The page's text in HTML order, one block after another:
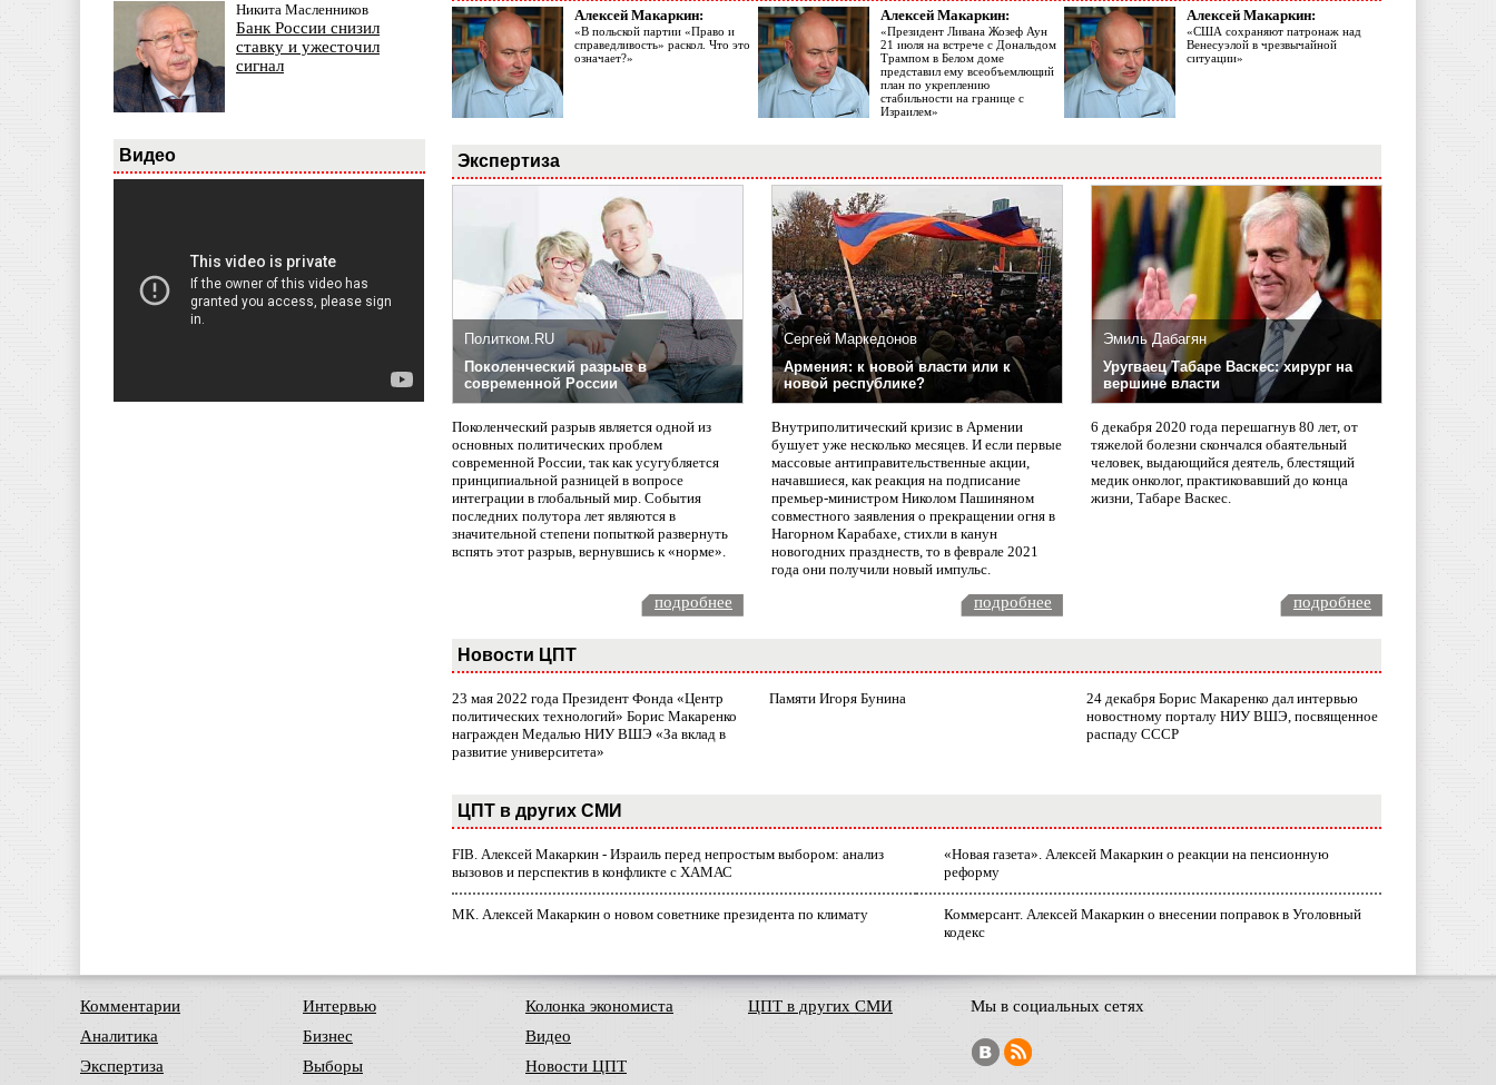
Никита Масленников
Банк России снизил
ставку и ужесточил
сигнал
Видео
Алексей Макаркин:
«В польской партии «Право и
справедливость» раскол. Что это
означает?»
Алексей Макаркин:
«Президент Ливана Жозеф Аун
21 июля на встрече с Дональдом
Трампом в Белом доме
представил ему всеобъемлющий
план по укреплению
стабильности на границе с
Израилем»
Алексей Макаркин:
«США сохраняют патронаж над
Венесуэлой в чрезвычайной
ситуации»
Экспертиза
Политком.RU
Поколенческий разрыв в
современной России
Поколенческий разрыв является одной из
основных политических проблем
современной России, так как усугубляется
принципиальной разницей в вопросе
интеграции в глобальный мир. События
последних полутора лет являются в
значительной степени попыткой развернуть
вспять этот разрыв, вернувшись к «норме».
Сергей Маркедонов
Армения: к новой власти или к
новой республике?
Внутриполитический кризис в Армении
бушует уже несколько месяцев. И если первые
массовые антиправительственные акции,
начавшиеся, как реакция на подписание
премьер-министром Николом Пашиняном
совместного заявления о прекращении огня в
Нагорном Карабахе, стихли в канун
новогодних празднеств, то в феврале 2021
года они получили новый импульс.
Эмиль Дабагян
Уругваец Табаре Васкес: хирург на
вершине власти
6 декабря 2020 года перешагнув 80 лет, от
тяжелой болезни скончался обаятельный
человек, выдающийся деятель, блестящий
медик онколог, практиковавший до конца
жизни, Табаре Васкес.
подробнее подробнее подробнее
Новости ЦПТ
23 мая 2022 года Президент Фонда «Центр
политических технологий» Борис Макаренко
награжден Медалью НИУ ВШЭ «За вклад в
развитие университета»
Памяти Игоря Бунина
24 декабря Борис Макаренко дал интервью
новостному порталу НИУ ВШЭ, посвященное
распаду СССР
ЦПТ в других СМИ
FIB. Алексей Макаркин - Израиль перед непростым выбором: анализ
вызовов и перспектив в конфликте с ХАМАС
«Новая газета». Алексей Макаркин о реакции на пенсионную
реформу
МК. Алексей Макаркин о новом советнике президента по климату
Коммерсант. Алексей Макаркин о внесении поправок в Уголовный
кодекс
Комментарии
Аналитика
Экспертиза
Интервью
Бизнес
Выборы
Колонка экономиста
Видео
Новости ЦПТ
ЦПТ в других СМИ Мы в социальных сетях